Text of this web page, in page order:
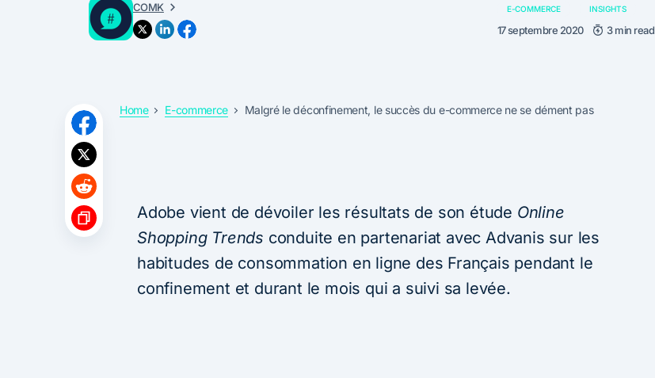
COMK E-COMMERCE INSIGHTS
17 septembre 2020 3 min read
Home E-commerce Malgré le déconfinement, le succès du e-commerce ne se dément pas
Adobe vient de dévoiler les résultats de son étude Online
Shopping Trends conduite en partenariat avec Advanis sur les
habitudes de consommation en ligne des Français pendant le
confinement et durant le mois qui a suivi sa levée.